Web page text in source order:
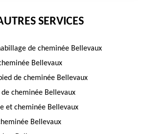
SERVICES
de cheminée Bellevaux
Bellevaux
de cheminée Bellevaux
de cheminée Bellevaux
et cheminée Bellevaux
Bellevaux